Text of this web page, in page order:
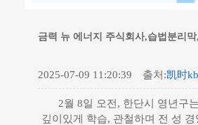
금력 뉴 에너지 주식회사,습법분리
2025-07-09 11:20:39 출처:凯时
2월 8일 오전, 한단시 영년구
깊이있게 학습, 관철하며 전 성